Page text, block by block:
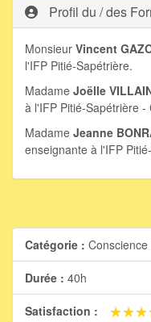
Profil du / des
Monsieur Vincent
l'IFP Pitié-Sapétrière.
Madame Joëlle
à l'IFP Pitié-Sapétrière -
Madame Jeanne
enseignante à l'IFP
Catégorie :
Durée : 40h
Satisfaction :